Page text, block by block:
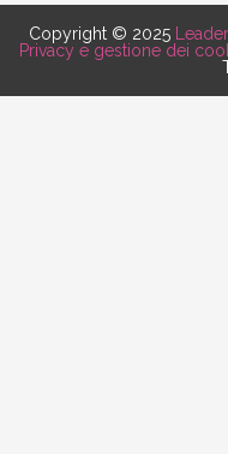
Copyright © 2025
Privacy e gestione dei